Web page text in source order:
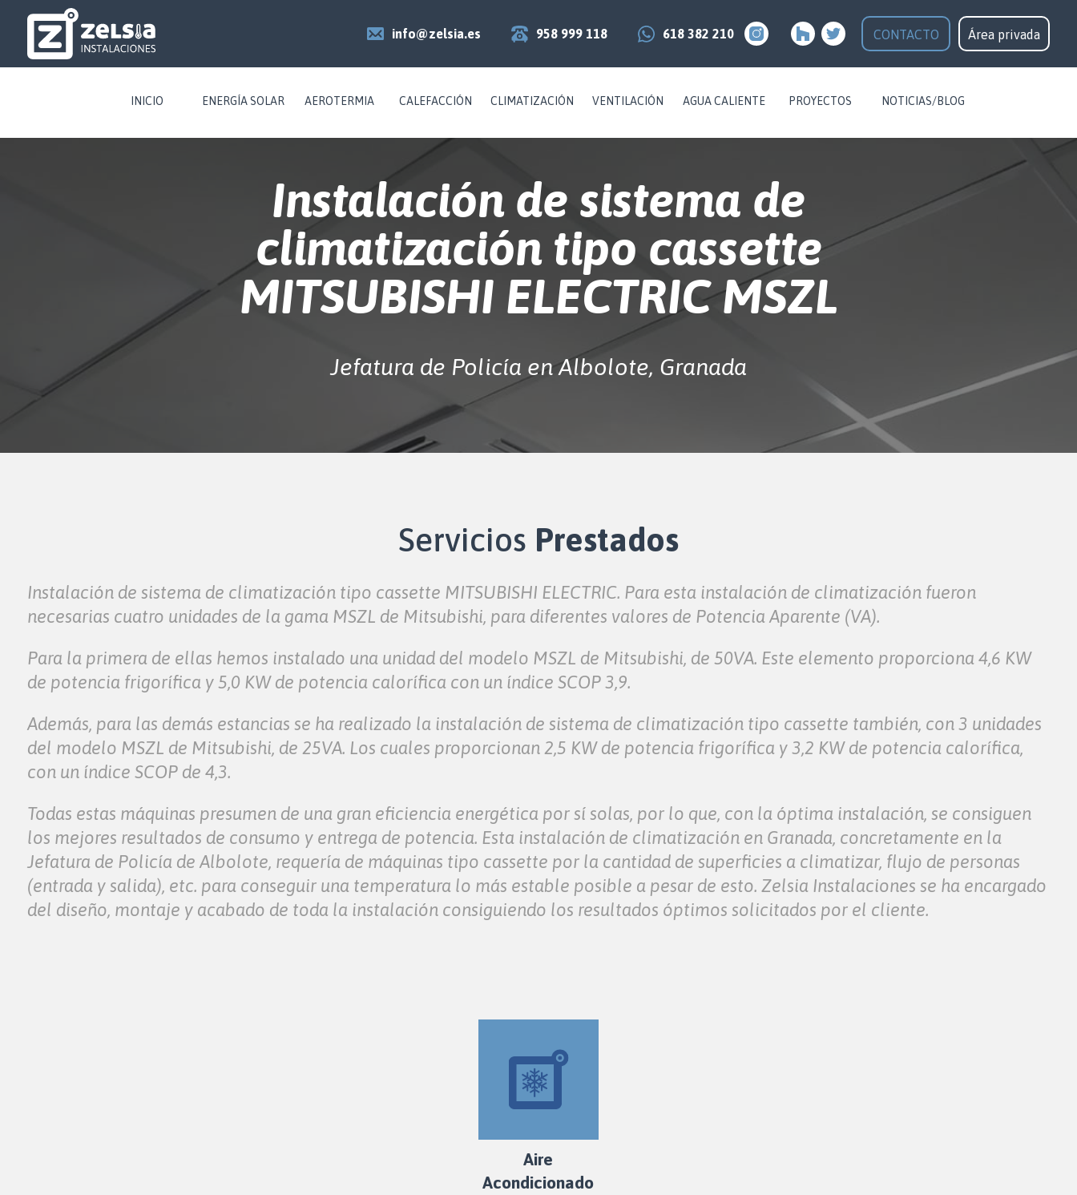
info@zelsia.es 958 999 118 618 382 210 CONTACTO Área privada
INICIO ENERGÍA SOLAR AEROTERMIA CALEFACCIÓN CLIMATIZACIÓN VENTILACIÓN AGUA CALIENTE PROYECTOS NOTICIAS/BLOG
Instalación de sistema de
climatización tipo cassette
MITSUBISHI ELECTRIC MSZL
Jefatura de Policía en Albolote, Granada
Servicios Prestados
Instalación de sistema de climatización tipo cassette MITSUBISHI ELECTRIC. Para esta instalación de climatización fueron
necesarias cuatro unidades de la gama MSZL de Mitsubishi, para diferentes valores de Potencia Aparente (VA).
Para la primera de ellas hemos instalado una unidad del modelo MSZL de Mitsubishi, de 50VA. Este elemento proporciona 4,6 KW
de potencia frigorífica y 5,0 KW de potencia calorífica con un índice SCOP 3,9.
Además, para las demás estancias se ha realizado la instalación de sistema de climatización tipo cassette también, con 3 unidades
del modelo MSZL de Mitsubishi, de 25VA. Los cuales proporcionan 2,5 KW de potencia frigorífica y 3,2 KW de potencia calorífica,
con un índice SCOP de 4,3.
Todas estas máquinas presumen de una gran eficiencia energética por sí solas, por lo que, con la óptima instalación, se consiguen
los mejores resultados de consumo y entrega de potencia. Esta instalación de climatización en Granada, concretamente en la
Jefatura de Policía de Albolote, requería de máquinas tipo cassette por la cantidad de superficies a climatizar, flujo de personas
(entrada y salida), etc. para conseguir una temperatura lo más estable posible a pesar de esto. Zelsia Instalaciones se ha encargado
del diseño, montaje y acabado de toda la instalación consiguiendo los resultados óptimos solicitados por el cliente.
Aire
Acondicionado